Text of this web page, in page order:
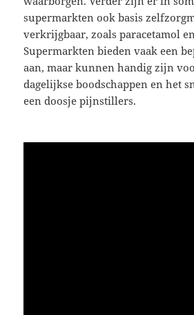
supermarkten ook basis
verkrijgbaar, zoals paracetamol
Supermarkten bieden vaak een
aan, maar kunnen handig zijn
dagelijkse boodschappen en het
een doosje pijnstillers.